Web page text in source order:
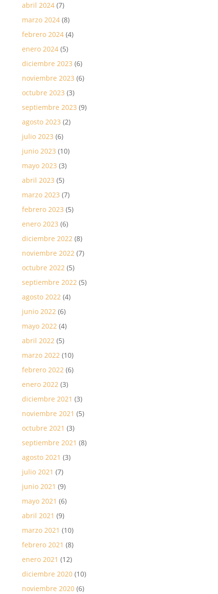
abril 2024(7)
marzo 2024(8)
febrero 2024(4)
enero 2024(5)
diciembre 2023 (6)
noviembre 2023 (6)
octubre 2023 (3)
septiembre 2023 (9)
agosto 2023 (2)
julio 2023 (6)
junio 2023 (10)
mayo 2023 (3)
abril 2023 (5)
marzo 2023 (7)
febrero 2023 (5)
enero 2023 (6)
diciembre 2022 (8)
noviembre 2022 (7)
octubre 2022 (5)
septiembre 2022 (5)
agosto 2022 (4)
junio 2022 (6)
mayo 2022 (4)
abril 2022 (5)
marzo 2022 (10)
febrero 2022 (6)
enero 2022 (3)
diciembre 2021 (3)
noviembre 2021 (5)
octubre 2021 (3)
septiembre 2021 (8)
agosto 2021 (3)
julio 2021 (7)
junio 2021 (9)
mayo 2021 (6)
abril 2021 (9)
marzo 2021 (10)
febrero 2021 (8)
enero 2021 (12)
diciembre 2020(10)
noviembre 2020(6)